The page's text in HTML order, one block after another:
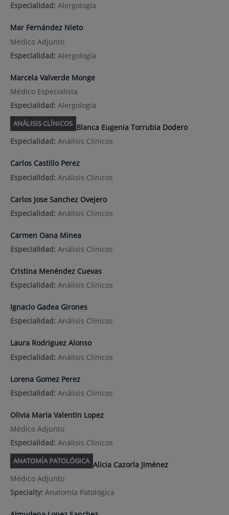
Especialidad: Alergología
Mar Fernández Nieto
Médico Adjunto
Especialidad: Alergología
Marcela Valverde Monge
Médico Especialista
Especialidad: Alergología
ANÁLISIS CLÍNICOS Blanca Eugenia Torrubia Dodero
Especialidad: Análisis Clínicos
Carlos Castillo Perez
Especialidad: Análisis Clínicos
Carlos Jose Sanchez Ovejero
Especialidad: Análisis Clínicos
Carmen Oana Minea
Especialidad: Análisis Clínicos
Cristina Menéndez Cuevas
Especialidad: Análisis Clínicos
Ignacio Gadea Girones
Especialidad: Análisis Clínicos
Laura Rodriguez Alonso
Especialidad: Análisis Clínicos
Lorena Gomez Perez
Especialidad: Análisis Clínicos
Olivia Maria Valentin Lopez
Médico Adjunto
Especialidad: Análisis Clínicos
ANATOMÍA PATOLÓGICA Alicia Cazorla Jiménez
Médico Adjunto
Specialty: Anatomía Patológica